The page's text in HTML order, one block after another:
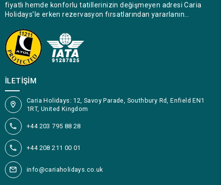
fiyatlı hemde konforlu tatillerinizin değişmeyen adresi Caria
Holidays’le erken rezervasyon fırsatlarından yararlanın…
İLETIŞIM
Caria Holidays: 12, Savoy Parade, Southbury Rd, Enfield EN1
1RT, United Kingdom
+44 203 795 88 28
+44 208 211 00 01
info@cariaholidays.co.uk